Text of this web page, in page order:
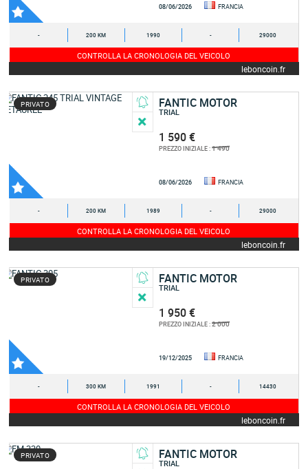
08/06/2026 FRANCIA
- 200 KM 1990 - 29000
CONTROLLA LA CRONOLOGIA DEL VEICOLO
leboncoin.fr
PRIVATO FANTIC MOTOR
TRIAL
1 590 €
PREZZO INIZIALE :1 490
08/06/2026 FRANCIA
- 200 KM 1989 - 29000
CONTROLLA LA CRONOLOGIA DEL VEICOLO
leboncoin.fr
PRIVATO FANTIC MOTOR
TRIAL
1 950 €
PREZZO INIZIALE :2 000
19/12/2025 FRANCIA
- 300 KM 1991 - 14430
CONTROLLA LA CRONOLOGIA DEL VEICOLO
leboncoin.fr
PRIVATO FANTIC MOTOR
TRIAL